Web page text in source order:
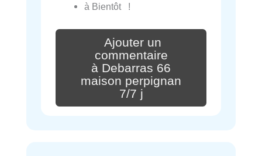
à Bientôt !
Ajouter un
commentaire
à Debarras 66
maison perpignan
7/7 j